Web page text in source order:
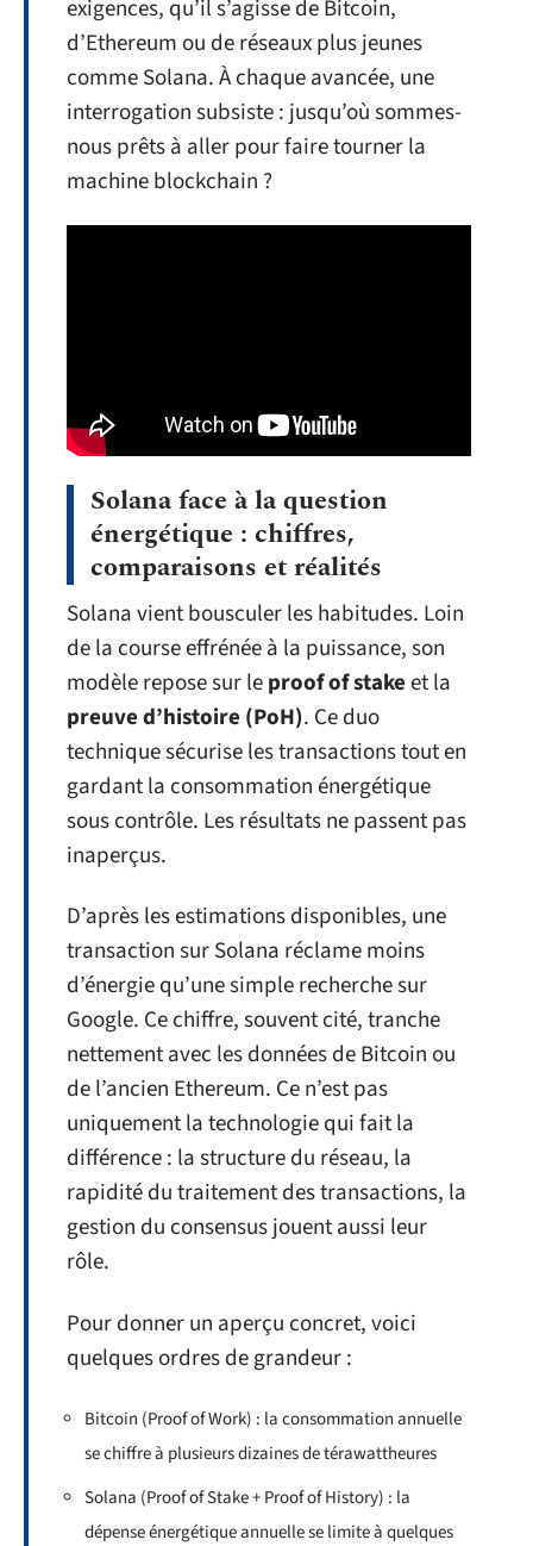
exigences, qu’il s’agisse de Bitcoin,
d’Ethereum ou de réseaux plus jeunes
comme Solana. À chaque avancée, une
interrogation subsiste : jusqu’où sommes-
nous prêts à aller pour faire tourner la
machine blockchain ?
Solana face à la question
énergétique : chiffres,
comparaisons et réalités
Solana vient bousculer les habitudes. Loin
de la course effrénée à la puissance, son
modèle repose sur leproof of stakeet la
preuve d’histoire (PoH). Ce duo
technique sécurise les transactions tout en
gardant la consommation énergétique
sous contrôle. Les résultats ne passent pas
inaperçus.
D’après les estimations disponibles, une
transaction sur Solana réclame moins
d’énergie qu’une simple recherche sur
Google. Ce chiffre, souvent cité, tranche
nettement avec les données de Bitcoin ou
de l’ancien Ethereum. Ce n’est pas
uniquement la technologie qui fait la
différence : la structure du réseau, la
rapidité du traitement des transactions, la
gestion du consensus jouent aussi leur
rôle.
Pour donner un aperçu concret, voici
quelques ordres de grandeur :
Bitcoin (Proof of Work) : la consommation annuelle
se chiffre à plusieurs dizaines de térawattheures
Solana (Proof of Stake + Proof of History) : la
dépense énergétique annuelle se limite à quelques